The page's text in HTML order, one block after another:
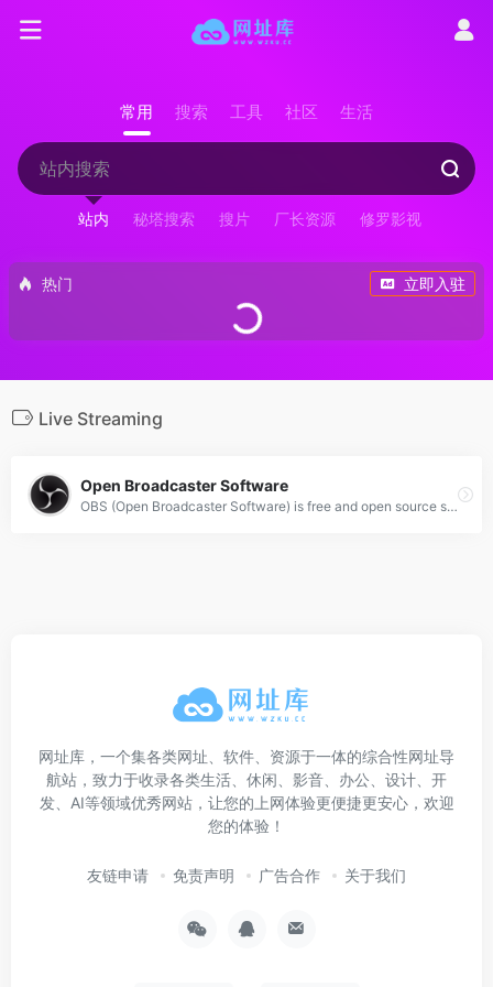
常用 搜索 工具 社区 生活
站内 秘塔搜索 搜片 厂长资源 修罗影视
热门 立即入驻
Live Streaming
Open Broadcaster Software
OBS (Open Broadcaster Software) is free and open source software for video recording and live streaming. Stream to Twitch, YouTube and many other providers or record your own videos with high quality H264 / AAC encoding.
网址库，一个集各类网址、软件、资源于一体的综合性网址导
航站，致力于收录各类生活、休闲、影音、办公、设计、开
发、AI等领域优秀网站，让您的上网体验更便捷更安心，欢迎
您的体验！
友链申请 免责声明 广告合作 关于我们